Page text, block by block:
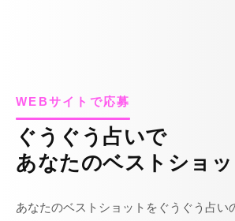
WEBサイトで応募
ぐうぐう占いで
あなたのベストショ
あなたのベストショットをぐうぐう占